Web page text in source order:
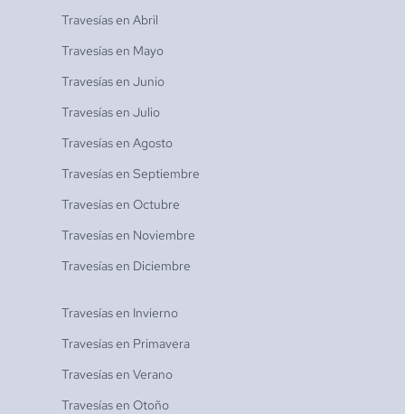
Travesías en Abril
Travesías en Mayo
Travesías en Junio
Travesías en Julio
Travesías en Agosto
Travesías en Septiembre
Travesías en Octubre
Travesías en Noviembre
Travesías en Diciembre
Travesías en Invierno
Travesías en Primavera
Travesías en Verano
Travesías en Otoño